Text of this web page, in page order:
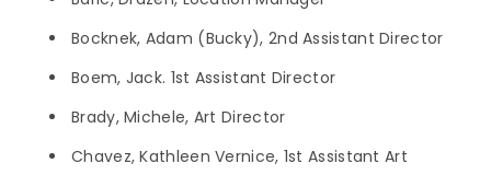
Bocknek, Adam (Bucky), 2nd Assistant Director
Boem, Jack. 1st Assistant Director
Brady, Michele, Art Director
Chavez, Kathleen Vernice, 1st Assistant Art